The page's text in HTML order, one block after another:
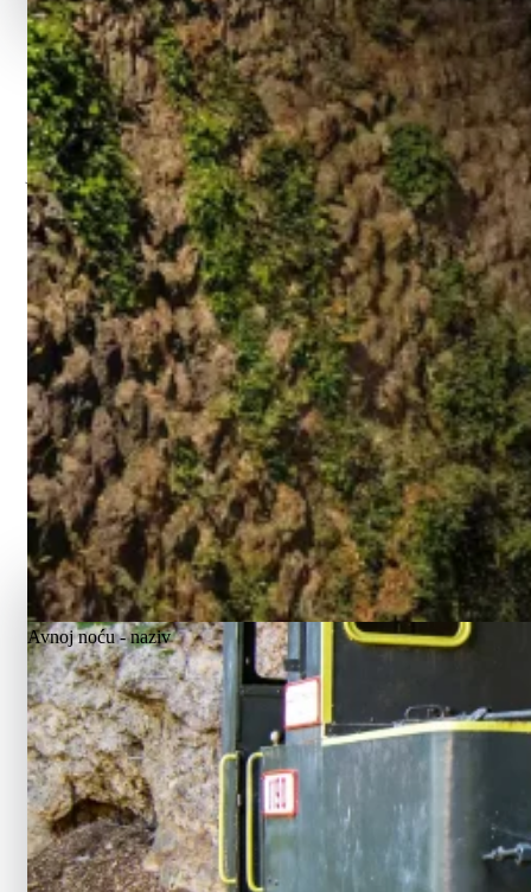
Avnoj noću - naziv
Od osnivanja, JU „Muzej II zasjedanja AVNOJ-a“
ranije započeo (za tu svrhu osnovan) odbor, u čiji
jugoslavenskih republika (članovi glavnih odbora
Ministarstvo kulture i sporta FBiH, a učestvovao je i
Ministarstvo prostornog uredenja FBiH i Općina
unutrašnjeg prostora u zgradi.
Na osnovu sačuvanih fotografija, memoarskih
godine održano Zasjedanje. Novom stalnom
pokreta u Jugoslaviji u odnosu na antifašističke
historijski značaj. Uz velike napore uposlenih
djela. Obnovljena je i uređena specijalizirana